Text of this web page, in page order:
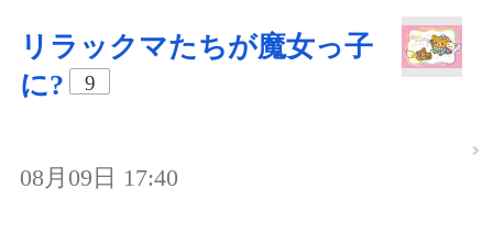
リラックマたちが魔女っ子
に?
9
08月09日 17:40